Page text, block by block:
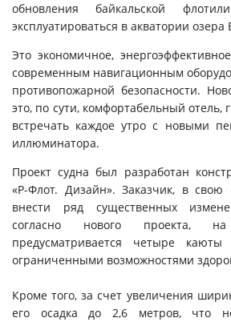
обновления байкальской
эксплуатироваться в акватории озера
Это экономичное,
современным навигационным
противопожарной безопасности.
это, по сути, комфортабельный отель,
встречать каждое утро с новыми
иллюминатора.
Проект судна был разработан
«Р-Флот. Дизайн». Заказчик, в свою
внести ряд существенных
согласно нового проекта,
предусматривается четыре
ограниченными возможностями
Кроме того, за счет увеличения
его осадка до 2,6 метров, что